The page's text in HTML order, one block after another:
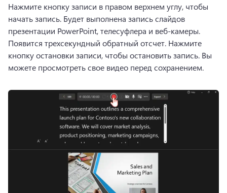
Нажмите кнопку записи в правом верхнем углу, чтобы
начать запись. Будет выполнена запись слайдов
презентации PowerPoint, телесуфлера и веб-камеры.
Появится трехсекундный обратный отсчет. Нажмите
кнопку остановки записи, чтобы остановить запись. Вы
можете просмотреть свое видео перед сохранением.